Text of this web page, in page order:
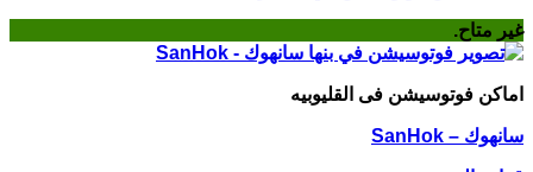
غير متاح.
اماكن فوتوسيشن فى القليوبيه
سانهوك – SanHok